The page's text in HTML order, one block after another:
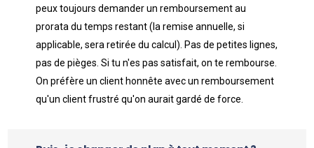
peux toujours demander un remboursement au
prorata du temps restant (la remise annuelle, si
applicable, sera retirée du calcul). Pas de petites lignes,
pas de pièges. Si tu n'es pas satisfait, on te rembourse.
On préfère un client honnête avec un remboursement
qu'un client frustré qu'on aurait gardé de force.